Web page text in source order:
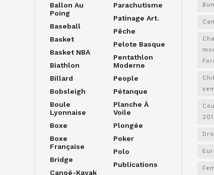
Ballon Au
Poing
Baseball
Basket
Basket NBA
Biathlon
Billard
Bobsleigh
Boule
Lyonnaise
Boxe
Boxe
Française
Bridge
Canoë-Kayak
Parachutisme
Patinage Art.
Pêche
Pelote Basque
Pentathlon
Moderne
People
Pétanque
Planche À
Voile
Plongée
Poker
Polo
Publications